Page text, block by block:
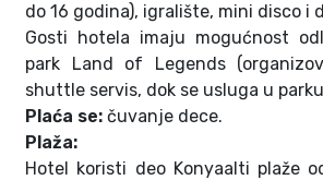
do 16 godina), igralište, mini disco i
Gosti hotela imaju mogućnost
park Land of Legends
shuttle servis, dok se usluga u
Plaća se: čuvanje dece.
Plaža:
Hotel koristi deo Konyaalti plaže